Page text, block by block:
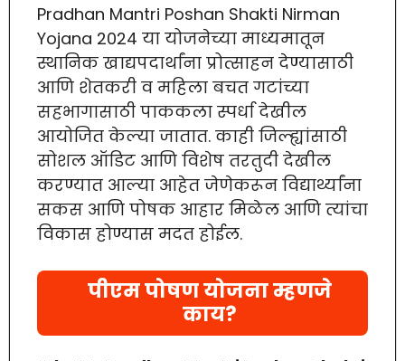
Pradhan Mantri Poshan Shakti Nirman
Yojana 2024 या योजनेच्या माध्यमातून
स्थानिक खाद्यपदार्थांना प्रोत्साहन देण्यासाठी
आणि शेतकरी व महिला बचत गटांच्या
सहभागासाठी पाककला स्पर्धा देखील
आयोजित केल्या जातात. काही जिल्ह्यांसाठी
सोशल ऑडिट आणि विशेष तरतुदी देखील
करण्यात आल्या आहेत जेणेकरून विद्यार्थ्यांना
सकस आणि पोषक आहार मिळेल आणि त्यांचा
विकास होण्यास मदत होईल.
पीएम पोषण योजना म्हणजे
काय?